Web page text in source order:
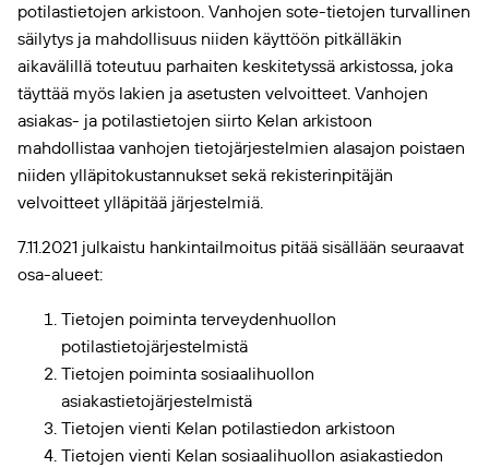
potilastietojen arkistoon. Vanhojen sote-tietojen turvallinen
säilytys ja mahdollisuus niiden käyttöön pitkälläkin
aikavälillä toteutuu parhaiten keskitetyssä arkistossa, joka
täyttää myös lakien ja asetusten velvoitteet. Vanhojen
asiakas- ja potilastietojen siirto Kelan arkistoon
mahdollistaa vanhojen tietojärjestelmien alasajon poistaen
niiden ylläpitokustannukset sekä rekisterinpitäjän
velvoitteet ylläpitää järjestelmiä.
7.11.2021 julkaistu hankintailmoitus pitää sisällään seuraavat
osa-alueet:
Tietojen poiminta terveydenhuollon
potilastietojärjestelmistä
Tietojen poiminta sosiaalihuollon
asiakastietojärjestelmistä
Tietojen vienti Kelan potilastiedon arkistoon
Tietojen vienti Kelan sosiaalihuollon asiakastiedon